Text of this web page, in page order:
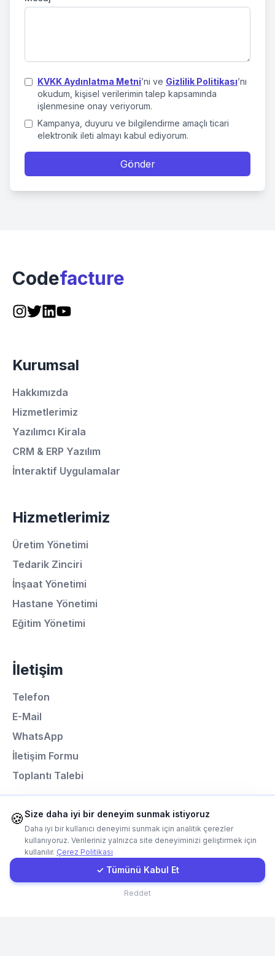
KVKK Aydınlatma Metni’ni ve Gizlilik Politikası’nı
okudum, kişisel verilerimin talep kapsamında
işlenmesine onay veriyorum.
Kampanya, duyuru ve bilgilendirme amaçlı ticari
elektronik ileti almayı kabul ediyorum.
Gönder
Codefacture
Kurumsal
Hakkımızda
Hizmetlerimiz
Yazılımcı Kirala
CRM & ERP Yazılım
İnteraktif Uygulamalar
Hizmetlerimiz
Üretim Yönetimi
Tedarik Zinciri
İnşaat Yönetimi
Hastane Yönetimi
Eğitim Yönetimi
İletişim
Telefon
E-Mail
WhatsApp
İletişim Formu
Toplantı Talebi
Programlama Dilleri
Next.js
React
Müşteri Girişi
🍪Size daha iyi bir deneyim sunmak istiyoruz
Daha iyi bir kullanıcı deneyimi sunmak için analitik çerezler
kullanıyoruz. Verileriniz yalnızca site deneyiminizi geliştirmek için
kullanılır. Çerez Politikası
✓ Tümünü Kabul Et
Reddet